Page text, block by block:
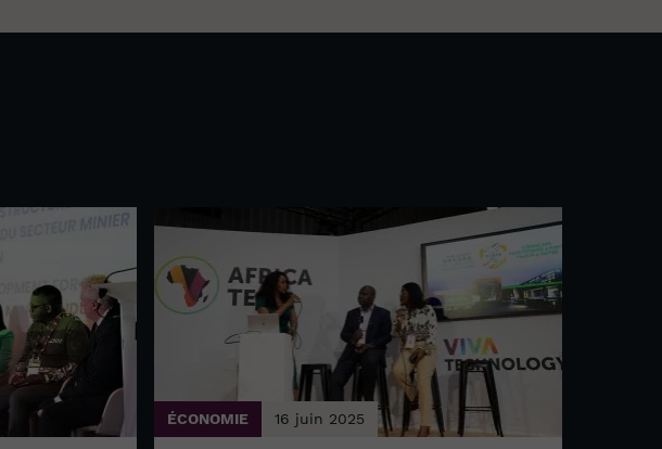
ÉCONOMIE 16 juin 2025